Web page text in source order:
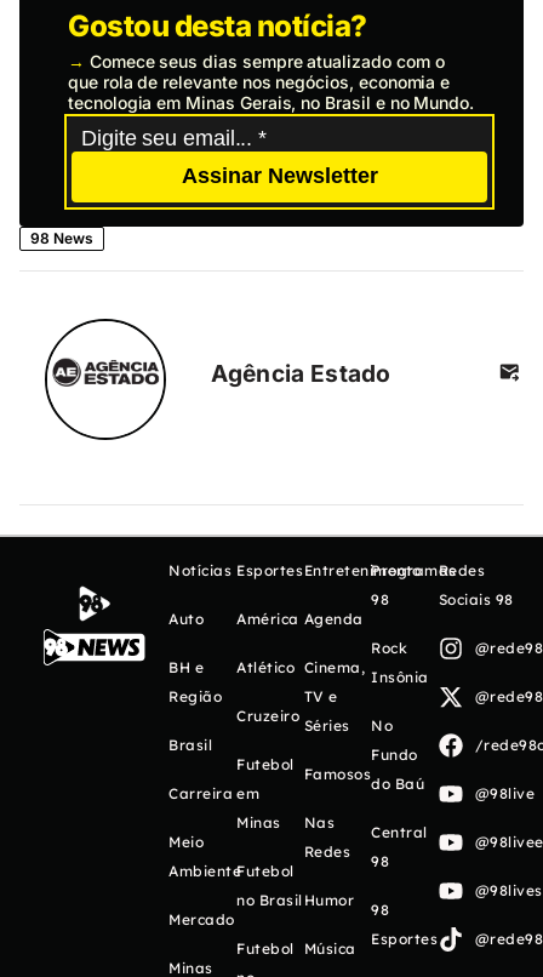
Gostou desta notícia?
→ Comece seus dias sempre atualizado com o
que rola de relevante nos negócios, economia e
tecnologia em Minas Gerais, no Brasil e no Mundo.
Assinar Newsletter
98 News
Agência Estado
Notícias
Auto
BH e
Região
Brasil
Carreira
Meio
Ambiente
Mercado
Minas
Esportes
América
Atlético
Cruzeiro
Futebol
em
Minas
Futebol
no Brasil
Futebol
Entretenimento
Agenda
Cinema,
TV e
Séries
Famosos
Nas
Redes
Humor
Música
Programas
98
Rock
Insônia
No
Fundo
do Baú
Central
98
98
Esportes
Redes
Sociais 98
/
@98live